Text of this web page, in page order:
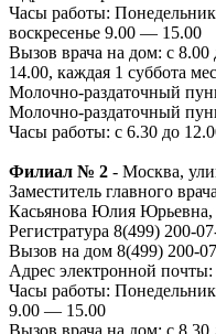
Часы работы:
воскресенье 9.00 — 15.00
Вызов врача на дом: с 8.00
14.00, каждая 1 суббота
Молочно-раздаточный
Молочно-раздаточный
Часы работы: с 6.30 до
Филиал № 2 - Москва,
Заместитель главного
Касьянова Юлия Юрьевна,
Регистратура 8(499) 200-
Вызов на дом 8(499) 200-
Адрес электронной
Часы работы:
9.00 — 15.00
Вызов врача на дом: с 8.30